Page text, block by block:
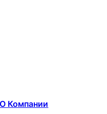
О Компании